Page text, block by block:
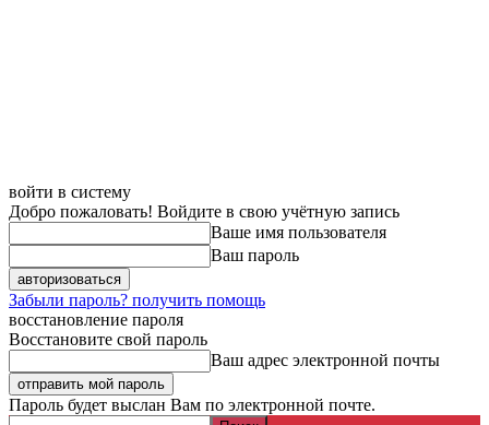
войти в систему
Добро пожаловать! Войдите в свою учётную запись
Ваше имя пользователя
Ваш пароль
Забыли пароль? получить помощь
восстановление пароля
Восстановите свой пароль
Ваш адрес электронной почты
Пароль будет выслан Вам по электронной почте.